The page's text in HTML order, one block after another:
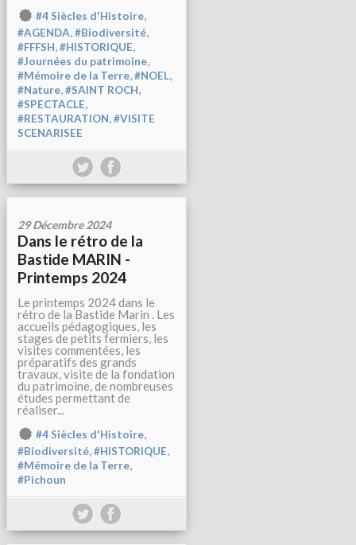
#4 Siècles d'Histoire,
#AGENDA,#Biodiversité,
#FFFSH,#HISTORIQUE,
#Journées du patrimoine,
#Mémoire de la Terre,#NOEL,
#Nature,#SAINT ROCH,
#SPECTACLE,
#RESTAURATION,#VISITE
SCENARISEE
29 Décembre 2024
Dans le rétro de la
Bastide MARIN -
Printemps 2024
Le printemps 2024 dans le
rétro de la Bastide Marin . Les
accueils pédagogiques, les
stages de petits fermiers, les
visites commentées, les
préparatifs des grands
travaux, visite de la fondation
du patrimoine, de nombreuses
études permettant de
réaliser...
#4 Siècles d'Histoire,
#Biodiversité,#HISTORIQUE,
#Mémoire de la Terre,
#Pichoun